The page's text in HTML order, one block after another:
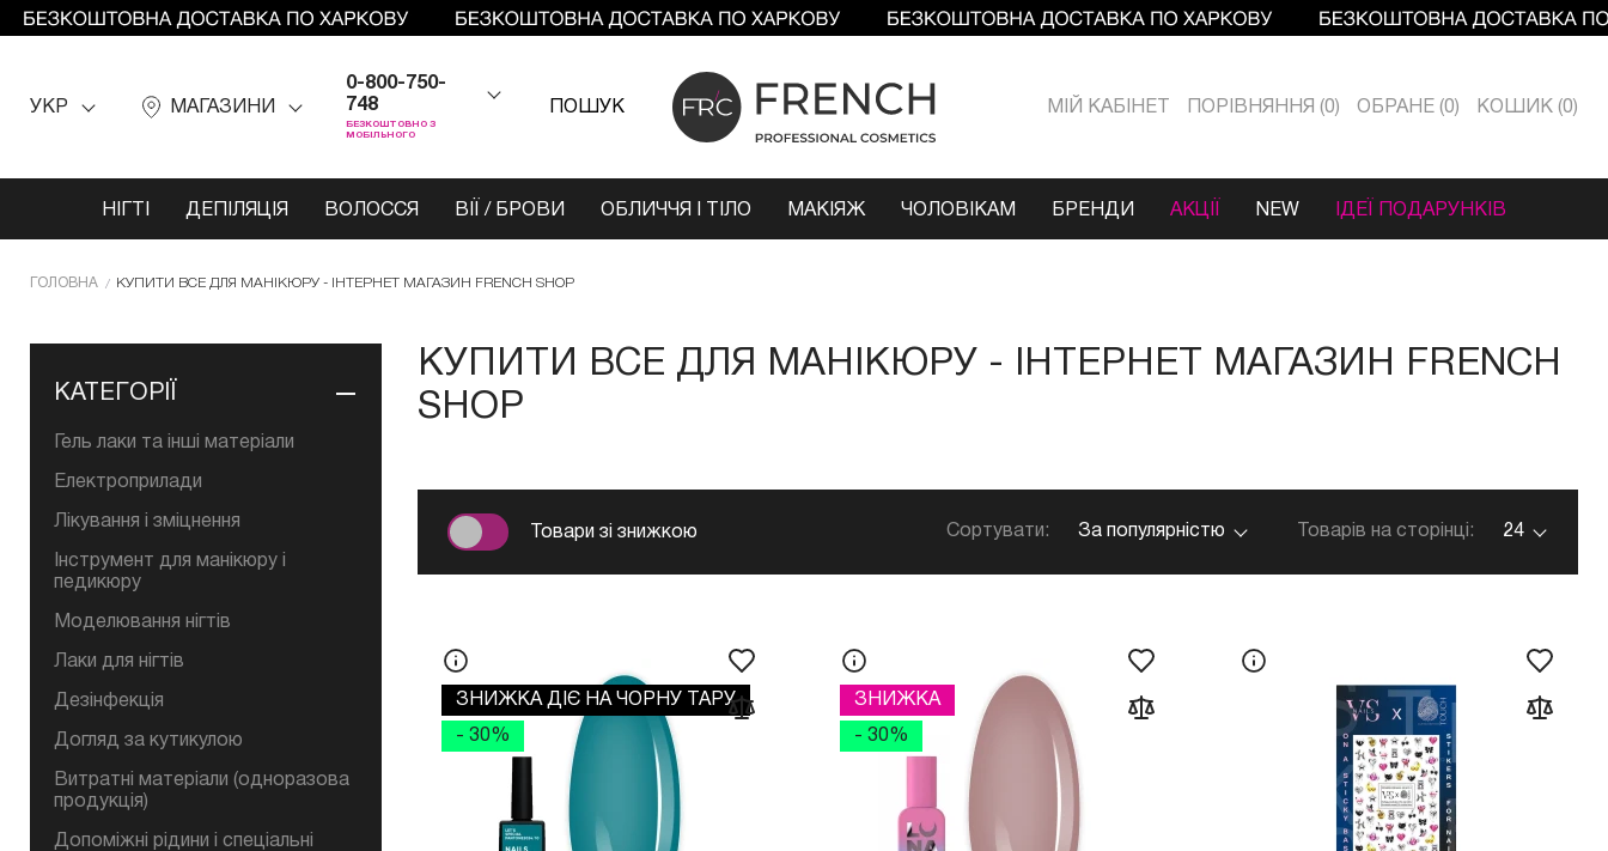
УКР МАГАЗИНИ
0-800-750-
748
БЕЗКОШТОВНО З
МОБІЛЬНОГО
ПОШУК МIЙ КАБIНЕТ ПОРІВНЯННЯ 0 ОБРАНЕ 0 КОШИК 0
НІГТІ ДЕПІЛЯЦІЯ ВОЛОССЯ ВІЇ / БРОВИ ОБЛИЧЧЯ І ТІЛО МАКІЯЖ ЧОЛОВІКАМ БРЕНДИ АКЦІЇ NEW ІДЕЇ ПОДАРУНКІВ
ГОЛОВНА КУПИТИ ВСЕ ДЛЯ МАНІКЮРУ - ІНТЕРНЕТ МАГАЗИН FRENCH SHOP
КАТЕГОРІЇ
Гель лаки та інші матеріали
Електроприлади
Лікування і зміцнення
Інструмент для манікюру і
педикюру
Моделювання нігтів
Лаки для нігтів
Дезінфекція
Догляд за кутикулою
Витратні матеріали (одноразова
продукція)
Допоміжні рідини і спеціальні
КУПИТИ ВСЕ ДЛЯ МАНІКЮРУ - ІНТЕРНЕТ МАГАЗИН FRENCH
SHOP
Товари зі знижкою Сортувати: За популярністю Товарів на сторінці: 24
ЗНИЖКА ДІЄ НА ЧОРНУ ТАРУ
- 30%
ЗНИЖКА
- 30%